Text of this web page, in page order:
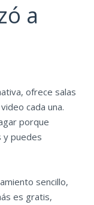
a
ofrece salas
cada una.
porque
y puedes
sencillo,
es gratis,